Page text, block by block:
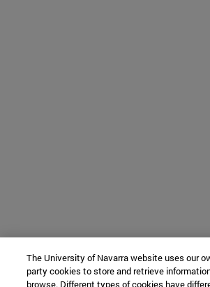
The University of Navarra website uses our
party cookies to store and retrieve
browse. Different types of cookies have